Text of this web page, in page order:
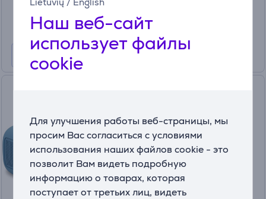
Наш веб-сайт
использует файлы
cookie
Для улучшения работы веб-страницы, мы
просим Вас согласиться с условиями
использования наших файлов cookie - это
позволит Вам видеть подробную
информацию о товарах, которая
поступает от третьих лиц, видеть
883848-0020
На складе
399 99 €